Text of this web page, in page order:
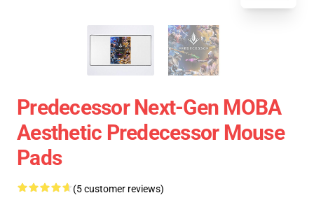
Predecessor Next-Gen MOBA
Aesthetic Predecessor Mouse
Pads
(5 customer reviews)